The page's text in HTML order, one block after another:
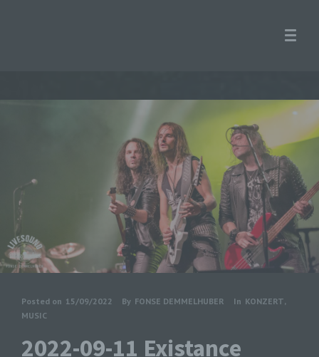
Posted on 15/09/2022 By FONSE DEMMELHUBER In KONZERT,
MUSIC
2022-09-11 Existance